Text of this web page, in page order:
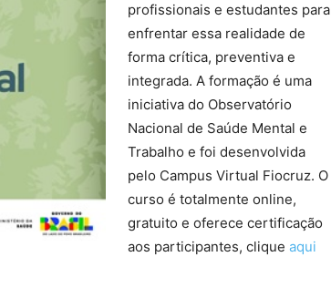
profissionais e estudantes para
enfrentar essa realidade de
forma crítica, preventiva e
integrada. A formação é uma
iniciativa do Observatório
Nacional de Saúde Mental e
Trabalho e foi desenvolvida
pelo Campus Virtual Fiocruz. O
curso é totalmente online,
gratuito e oferece certificação
aos participantes, clique aqui